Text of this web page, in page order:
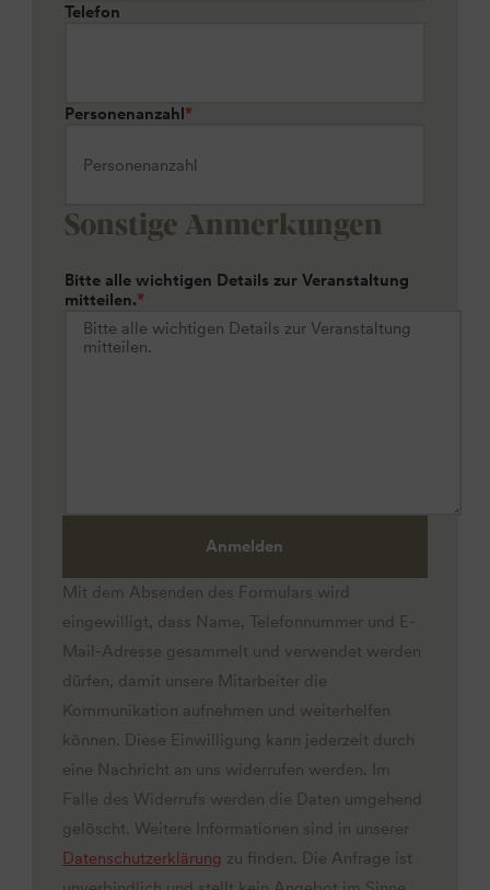
Telefon
Personenanzahl*
Sonstige Anmerkungen
Bitte alle wichtigen Details zur Veranstaltung
mitteilen.*
Anmelden
Mit dem Absenden des Formulars wird
eingewilligt, dass Name, Telefonnummer und E-
Mail-Adresse gesammelt und verwendet werden
dürfen, damit unsere Mitarbeiter die
Kommunikation aufnehmen und weiterhelfen
können. Diese Einwilligung kann jederzeit durch
eine Nachricht an uns widerrufen werden. Im
Falle des Widerrufs werden die Daten umgehend
gelöscht. Weitere Informationen sind in unserer
Datenschutzerklärung zu finden. Die Anfrage ist